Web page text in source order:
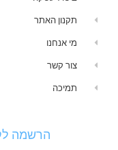
תקנון האתר
מי אנחנו
צור קשר
תמיכה
הרשמה